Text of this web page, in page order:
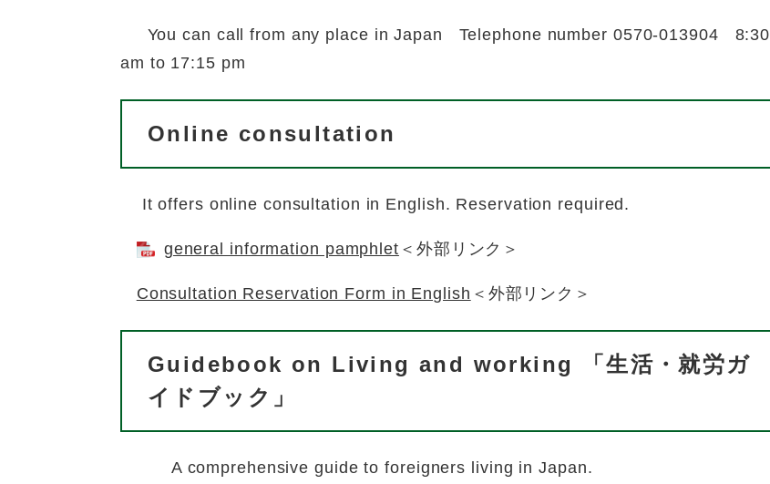
You can call from any place in Japan Telephone number 0570-013904 8:30
am to 17:15 pm
Online consultation
It offers online consultation in English. Reservation required.
general information pamphlet ＜外部リンク＞
Consultation Reservation Form in English ＜外部リンク＞
Guidebook on Living and working 「生活・就労ガ
イドブック」
A comprehensive guide to foreigners living in Japan.